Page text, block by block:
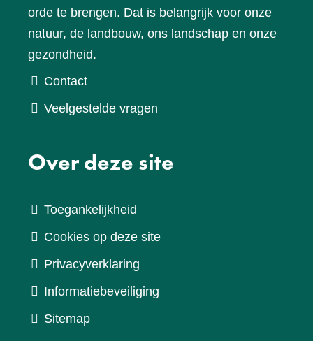
orde te brengen. Dat is belangrijk voor onze
natuur, de landbouw, ons landschap en onze
gezondheid.
Contact
Veelgestelde vragen
Over deze site
Toegankelijkheid
Cookies op deze site
Privacyverklaring
Informatiebeveiliging
Sitemap